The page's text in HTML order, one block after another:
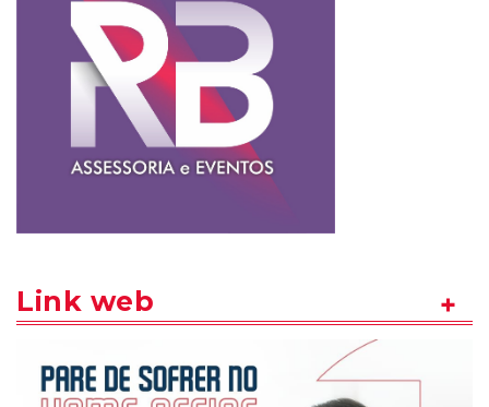
Link web